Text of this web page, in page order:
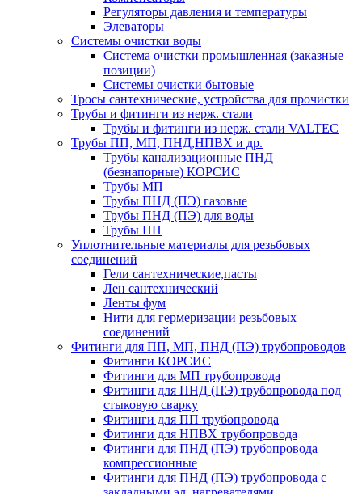
Регуляторы давления и температуры
Элеваторы
Системы очистки воды
Система очистки промышленная (заказные
позиции)
Системы очистки бытовые
Тросы сантехнические, устройства для прочистки
Трубы и фитинги из нерж. стали
Трубы и фитинги из нерж. стали VALTEC
Трубы ПП, МП, ПНД,НПВХ и др.
Трубы канализационные ПНД
(безнапорные) КОРСИС
Трубы МП
Трубы ПНД (ПЭ) газовые
Трубы ПНД (ПЭ) для воды
Трубы ПП
Уплотнительные материалы для резьбовых
соединений
Гели сантехнические,пасты
Лен сантехнический
Ленты фум
Нити для гермеризации резьбовых
соединений
Фитинги для ПП, МП, ПНД (ПЭ) трубопроводов
Фитинги КОРСИС
Фитинги для МП трубопровода
Фитинги для ПНД (ПЭ) трубопровода под
стыковую сварку
Фитинги для ПП трубопровода
Фитинги для НПВХ трубопровода
Фитинги для ПНД (ПЭ) трубопровода
компрессионные
Фитинги для ПНД (ПЭ) трубопровода с